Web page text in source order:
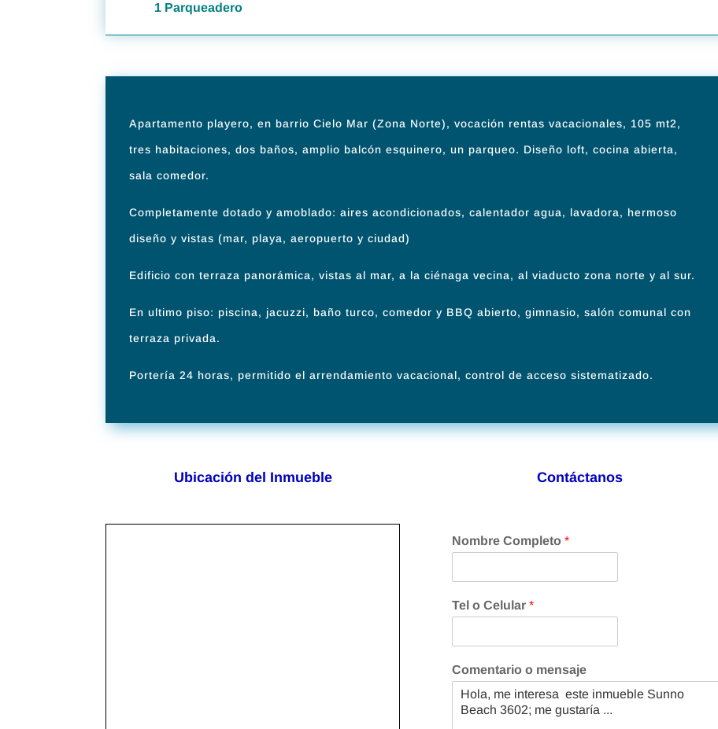
1 Parqueadero
Apartamento playero, en barrio Cielo Mar (Zona Norte), vocación rentas vacacionales, 105 mt2,
tres habitaciones, dos baños, amplio balcón esquinero, un parqueo. Diseño loft, cocina abierta,
sala comedor.
Completamente dotado y amoblado: aires acondicionados, calentador agua, lavadora, hermoso
diseño y vistas (mar, playa, aeropuerto y ciudad)
Edificio con terraza panorámica, vistas al mar, a la ciénaga vecina, al viaducto zona norte y al sur.
En ultimo piso: piscina, jacuzzi, baño turco, comedor y BBQ abierto, gimnasio, salón comunal con
terraza privada.
Portería 24 horas, permitido el arrendamiento vacacional, control de acceso sistematizado.
Ubicación del Inmueble Contáctanos
Nombre Completo *
Tel o Celular *
Comentario o mensaje